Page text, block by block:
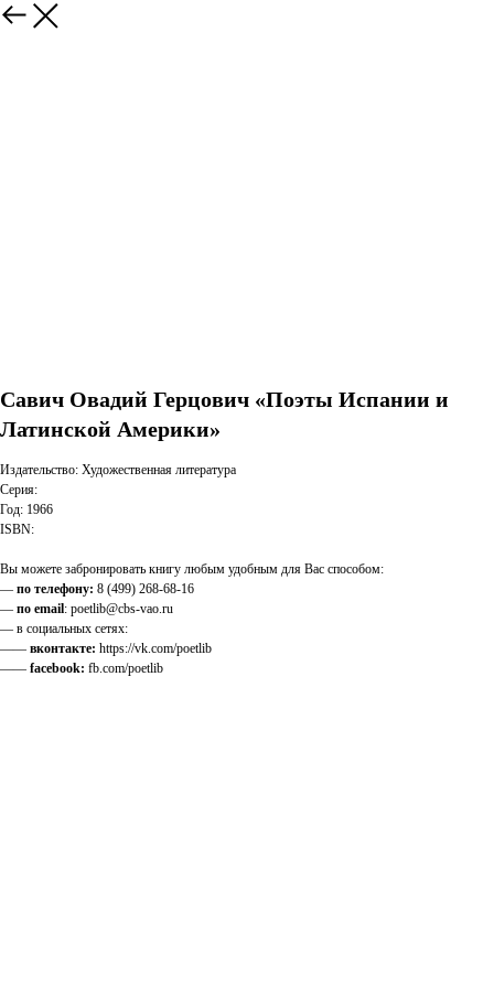
Савич Овадий Герцович «Поэты Испании и
Латинской Америки»
Издательство: Художественная литература
Серия:
Год: 1966
ISBN:
Вы можете забронировать книгу любым удобным для Вас способом:
— по телефону: 8 (499) 268-68-16
— по email: poetlib@cbs-vao.ru
— в социальных сетях:
—— вконтакте: https://vk.com/poetlib
—— facebook: fb.com/poetlib